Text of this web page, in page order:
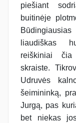
piešiant
buitinėje
liaudiškas
reiškiniai čia
skraiste.
Udruvės
šeimininką,
Jurgą, pas
bet niekas